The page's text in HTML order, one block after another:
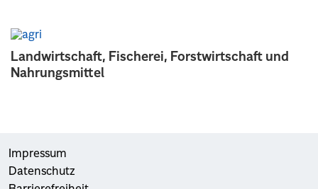
Landwirtschaft, Fischerei, Forstwirtschaft und
Nahrungsmittel
Impressum
Datenschutz